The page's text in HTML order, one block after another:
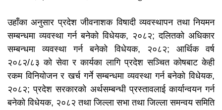
उहाँका अनुसार प्रदेश जीवनाशक विषादी व्यवस्थापन तथा नियमन
सम्बन्धमा व्यवस्था गर्न बनेको विधेयक, २०८२; दलितको अधिकार
सम्बन्धमा व्यवस्था गर्न बनेको विधेयक, २०८२; आर्थिक वर्ष
२०८२/८३ को सेवा र कार्यका लागि प्रदेश सञ्चित कोषबाट केही
रकम विनियोजन र खर्च गर्ने सम्बन्धमा व्यवस्था गर्न बनेको विधेयक,
२०८२; प्रदेश सरकारको अर्थसम्बन्धी प्रस्तावलाई कार्यान्वयन गर्न
बनेको विधेयक, २०८२ तथा जिल्ला सभा तथा जिल्ला समन्वय समिति